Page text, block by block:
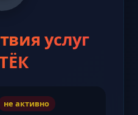
услуг
не активно